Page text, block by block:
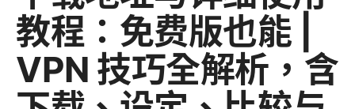
教程：免费版也能 |
VPN 技巧全解析，含